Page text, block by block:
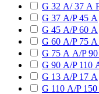
G 32 А/ 37 А
G 37 А/P 45 А
G 45 А/P 60 А
G 60 А/P 75
G 75 А А/P
G 90 А/P 110
G 13 А/P 17 А
G 110 А/P